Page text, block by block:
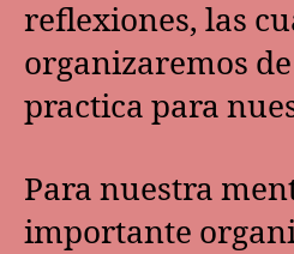
reflexiones, las
organizaremos
practica para
Para nuestra
importante